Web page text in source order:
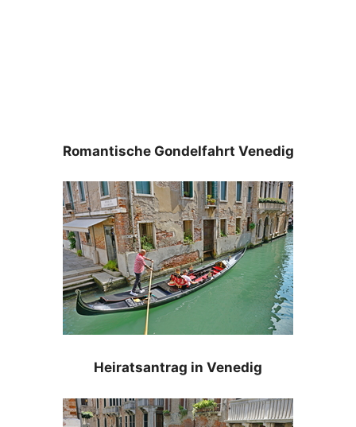
Romantische Gondelfahrt Venedig
Heiratsantrag in Venedig